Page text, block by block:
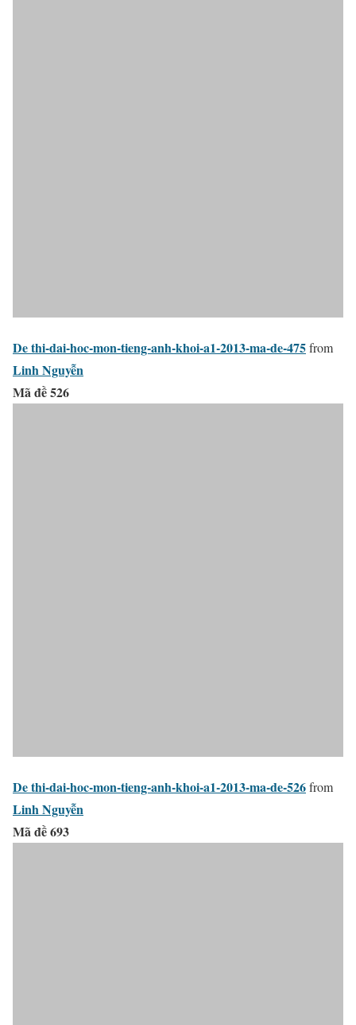
De thi-dai-hoc-mon-tieng-anh-khoi-a1-2013-ma-de-475from
Linh Nguyễn
Mã đề 526
De thi-dai-hoc-mon-tieng-anh-khoi-a1-2013-ma-de-526from
Linh Nguyễn
Mã đề 693